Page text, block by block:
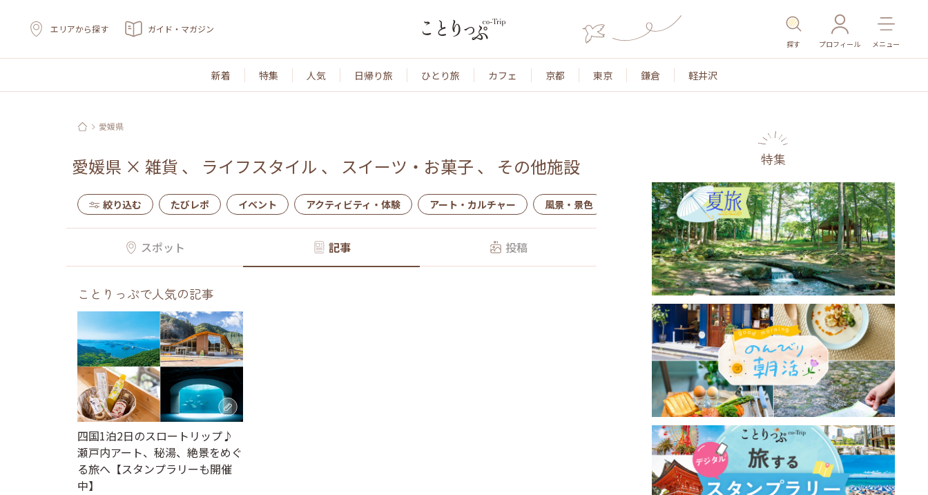
エリアから探す ガイド・マガジン
探す プロフィール メニュー
新着 特集 人気 日帰り旅 ひとり旅 カフェ 京都 東京 鎌倉 軽井沢
愛媛県
愛媛県 × 雑貨 、 ライフスタイル 、 スイーツ・お菓子 、 その他施設
絞り込む たびレポ イベント アクティビティ・体験 アート・カルチャー 風景・景色 名所・旧跡 温泉・スパ その他施設 ごはん
スポット 記事 投稿
ことりっぷで人気の記事
四国1泊2日のスロートリップ♪
瀬戸内アート、秘湯、絶景をめぐ
る旅へ【スタンプラリーも開催
中】
特集